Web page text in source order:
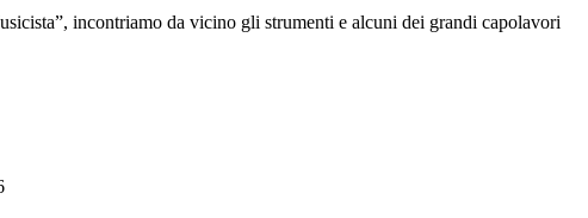
incontriamo da vicino gli strumenti e alcuni dei grandi capolavori